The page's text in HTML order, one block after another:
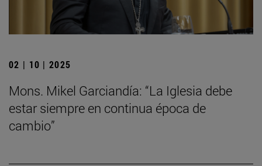
02 | 10 | 2025
Mons. Mikel Garciandía: “La Iglesia debe
estar siempre en continua época de
cambio”